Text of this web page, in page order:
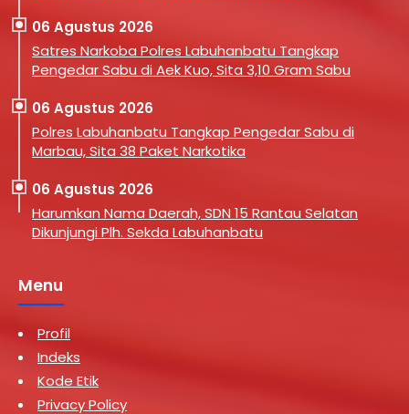
06 Agustus 2026
Satres Narkoba Polres Labuhanbatu Tangkap
Pengedar Sabu di Aek Kuo, Sita 3,10 Gram Sabu
06 Agustus 2026
Polres Labuhanbatu Tangkap Pengedar Sabu di
Marbau, Sita 38 Paket Narkotika
06 Agustus 2026
Harumkan Nama Daerah, SDN 15 Rantau Selatan
Dikunjungi Plh. Sekda Labuhanbatu
Menu
Profil
Indeks
Kode Etik
Privacy Policy